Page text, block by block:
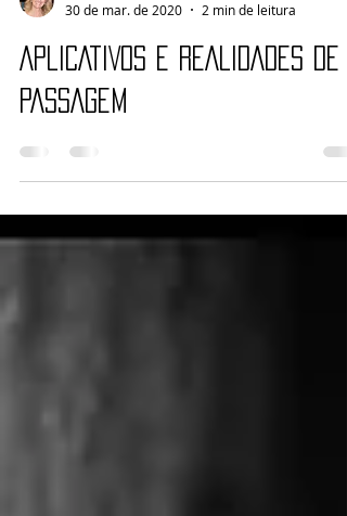
30 de mar. de 2020
2 min de leitura
APLICATIVOS E REALIDADES DE
PASSAGEM